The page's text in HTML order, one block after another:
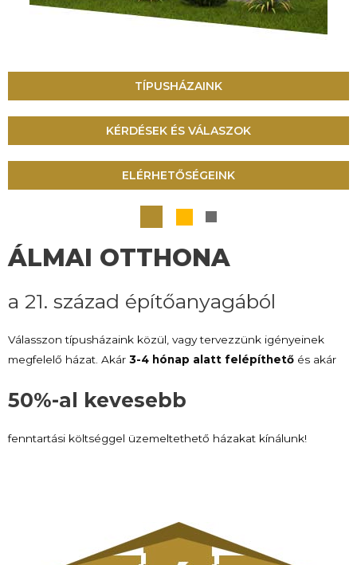
TÍPUSHÁZAINK
KÉRDÉSEK ÉS VÁLASZOK
ELÉRHETŐSÉGEINK
ÁLMAI OTTHONA
a 21. század építőanyagából
Válasszon típusházaink közül, vagy tervezzünk igényeinek
megfelelő házat. Akár 3-4 hónap alatt felépíthető és akár
50%-al kevesebb
fenntartási költséggel üzemeltethető házakat kínálunk!